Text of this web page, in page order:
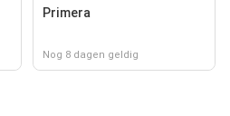
Primera
Nog 8 dagen geldig